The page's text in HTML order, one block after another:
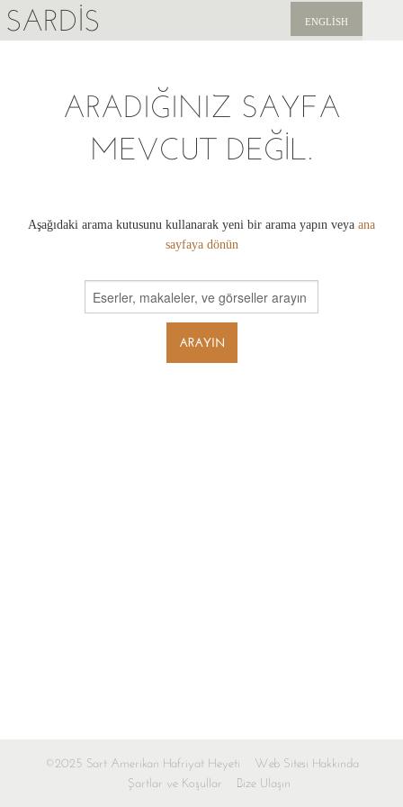
SARDIS ENGLISH
ARADIĞINIZ SAYFA
MEVCUT DEĞIL.
Aşağıdaki arama kutusunu kullanarak yeni bir arama yapın veya ana
sayfaya dönün
©2025 Sart Amerikan Hafriyat Heyeti
Web Sitesi Hakkında
Şartlar ve Koşullar
Bize Ulaşın